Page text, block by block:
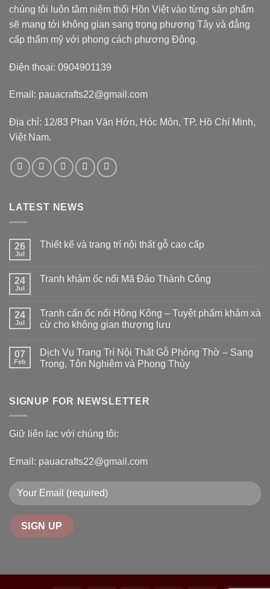
chúng tôi luôn tâm niệm thổi Hồn Việt vào từng sản phẩm
sẽ mang tới không gian sang trọng phương Tây và đẳng
cấp thẩm mỹ với phong cách phương Đông.
Điện thoại: 0904901139
Email: pauacrafts22@gmail.com
Địa chỉ: 12/83 Phan Văn Hớn, Hóc Môn, TP. Hồ Chí Minh,
Việt Nam.
LATEST NEWS
26
Jul
Thiết kế và trang trí nội thất gỗ cao cấp
24
Jul
Tranh khảm ốc nổi Mã Đáo Thành Công
24
Jul
Tranh cẩn ốc nổi Hồng Kông – Tuyệt phẩm khảm xà
cừ cho không gian thượng lưu
07
Feb
Dịch Vụ Trang Trí Nội Thất Gỗ Phòng Thờ – Sang
Trọng, Tôn Nghiêm và Phong Thủy
SIGNUP FOR NEWSLETTER
Giữ liên lạc với chúng tôi:
Email: pauacrafts22@gmail.com